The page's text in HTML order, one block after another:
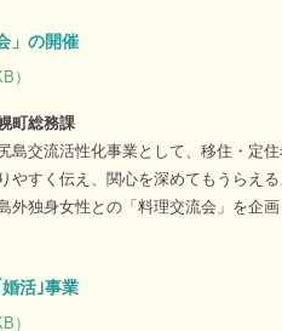
」の開催
）
町総務課
島交流活性化事業として、移住・定
やすく伝え、関心を深めてもうらえ
外独身女性との「料理交流会」を企
活｣事業
）